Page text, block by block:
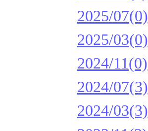
2025/07(0)
2025/03(0)
2024/11(0)
2024/07(3)
2024/03(3)